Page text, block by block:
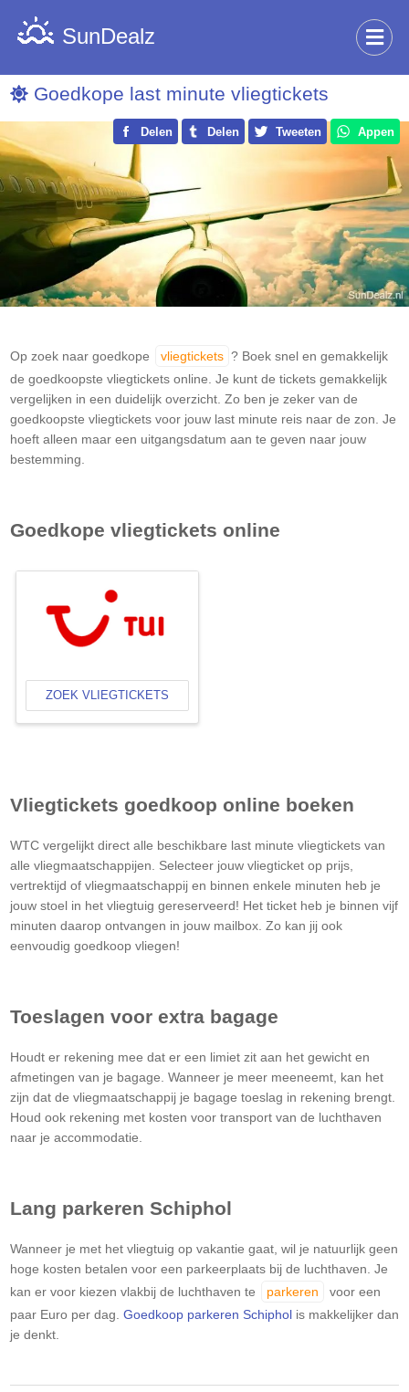
SunDealz
Goedkope last minute vliegtickets
Delen Delen Tweeten Appen
Op zoek naar goedkope vliegtickets ? Boek snel en gemakkelijk
de goedkoopste vliegtickets online. Je kunt de tickets gemakkelijk
vergelijken in een duidelijk overzicht. Zo ben je zeker van de
goedkoopste vliegtickets voor jouw last minute reis naar de zon. Je
hoeft alleen maar een uitgangsdatum aan te geven naar jouw
bestemming.
Goedkope vliegtickets online
ZOEK VLIEGTICKETS
Vliegtickets goedkoop online boeken
WTC vergelijkt direct alle beschikbare last minute vliegtickets van
alle vliegmaatschappijen. Selecteer jouw vliegticket op prijs,
vertrektijd of vliegmaatschappij en binnen enkele minuten heb je
jouw stoel in het vliegtuig gereserveerd! Het ticket heb je binnen vijf
minuten daarop ontvangen in jouw mailbox. Zo kan jij ook
eenvoudig goedkoop vliegen!
Toeslagen voor extra bagage
Houdt er rekening mee dat er een limiet zit aan het gewicht en
afmetingen van je bagage. Wanneer je meer meeneemt, kan het
zijn dat de vliegmaatschappij je bagage toeslag in rekening brengt.
Houd ook rekening met kosten voor transport van de luchthaven
naar je accommodatie.
Lang parkeren Schiphol
Wanneer je met het vliegtuig op vakantie gaat, wil je natuurlijk geen
hoge kosten betalen voor een parkeerplaats bij de luchthaven. Je
kan er voor kiezen vlakbij de luchthaven te
parkeren
voor een
paar Euro per dag. Goedkoop parkeren Schiphol is makkelijker dan
je denkt.